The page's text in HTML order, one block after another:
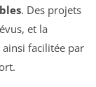
. Des projets
et la
facilitée par